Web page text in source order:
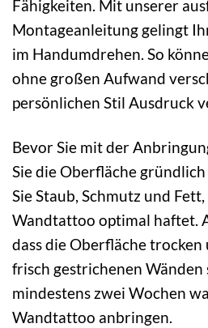
Fähigkeiten. Mit unserer
Montageanleitung gelingt
im Handumdrehen. So
ohne großen Aufwand
persönlichen Stil Ausdruck
Bevor Sie mit der
Sie die Oberfläche
Sie Staub, Schmutz und
Wandtattoo optimal haftet.
dass die Oberfläche trocken
frisch gestrichenen Wänden
mindestens zwei Wochen
Wandtattoo anbringen.